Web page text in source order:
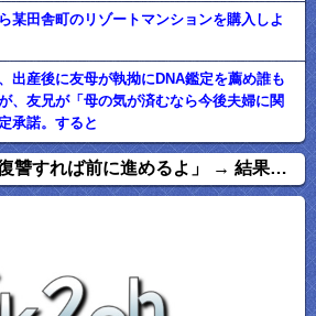
某田舎町のリゾートマンションを購入しよ
出産後に友母が執拗にDNA鑑定を薦め誰も
、友兄が「母の気が済むなら今後夫婦に関
承諾。すると
讐すれば前に進めるよ」 → 結果…